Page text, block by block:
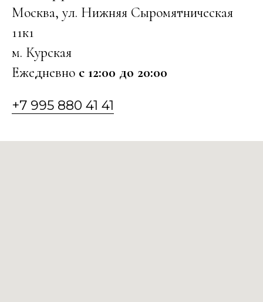
Москва, ул. Нижняя Сыромятническая
11к1
м. Курская
Ежедневно с 12:00 до 20:00
+7 995 880 41 41